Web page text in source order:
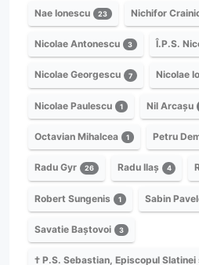
Nae Ionescu 23 Nichifor
Nicolae Antonescu 3 Î.P.S.
Nicolae Georgescu 7 Nicolae
Nicolae Paulescu 1 Nil Arcașu
Octavian Mihalcea 1 Petru
Radu Gyr 26 Radu Ilaș 4
Robert Sungenis 1 Sabin
Savatie Baștovoi 3
† P.S. Sebastian, Episcopul Slatinei